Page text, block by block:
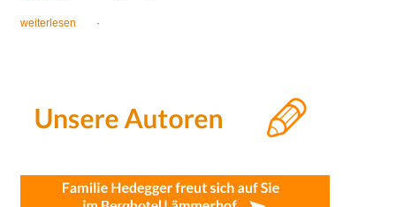
weiterlesen ·